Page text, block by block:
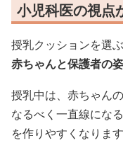
小児科医の視点
授乳クッションを選
赤ちゃんと保護者の
授乳中は、赤ちゃん
なるべく一直線にな
を作りやすくなります